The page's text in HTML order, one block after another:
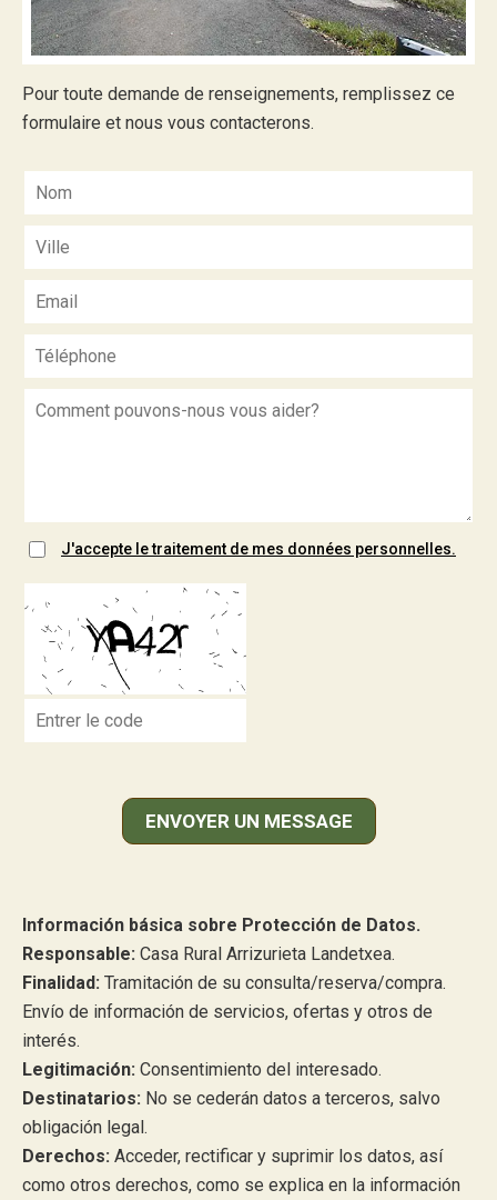
Pour toute demande de renseignements, remplissez ce
formulaire et nous vous contacterons.
J'accepte le traitement de mes données personnelles.
Información básica sobre Protección de Datos.
Responsable: Casa Rural Arrizurieta Landetxea.
Finalidad: Tramitación de su consulta/reserva/compra.
Envío de información de servicios, ofertas y otros de
interés.
Legitimación: Consentimiento del interesado.
Destinatarios: No se cederán datos a terceros, salvo
obligación legal.
Derechos: Acceder, rectificar y suprimir los datos, así
como otros derechos, como se explica en la información